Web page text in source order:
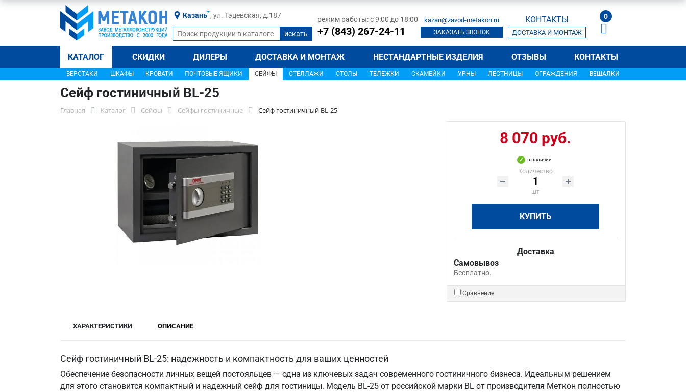
Казань , ул. Тэцевская, д.187 режим работы: с 9:00 до 18:00
+7 (843) 267-24-11
kazan@zavod-metakon.ru
ЗАКАЗАТЬ ЗВОНОК
КОНТАКТЫ
ДОСТАВКА И МОНТАЖ
0
КАТАЛОГ СКИДКИ ДИЛЕРЫ ДОСТАВКА И МОНТАЖ НЕСТАНДАРТНЫЕ ИЗДЕЛИЯ ОТЗЫВЫ КОНТАКТЫ
ВЕРСТАКИ ШКАФЫ КРОВАТИ ПОЧТОВЫЕ ЯЩИКИ СЕЙФЫ СТЕЛЛАЖИ СТОЛЫ ТЕЛЕЖКИ СКАМЕЙКИ УРНЫ ЛЕСТНИЦЫ ОГРАЖДЕНИЯ ВЕШАЛКИ
Сейф гостиничный BL-25
Главная Каталог Сейфы Сейфы гостиничные Сейф гостиничный BL-25
8 070 руб.
в наличии
Количество
шт
КУПИТЬ
Доставка
Самовывоз
Бесплатно.
Сравнение
ХАРАКТЕРИСТИКИ ОПИСАНИЕ
Сейф гостиничный BL-25: надежность и компактность для ваших ценностей
Обеспечение безопасности личных вещей постояльцев — одна из ключевых задач современного гостиничного бизнеса. Идеальным решением
для этого становится компактный и надежный сейф для гостиницы. Модель BL-25 от российской марки BL от производителя Меткон полностью